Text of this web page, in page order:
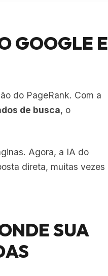
GOOGLE E
do PageRank. Com a
de busca, o
Agora, a IA do
direta, muitas vezes
SUA